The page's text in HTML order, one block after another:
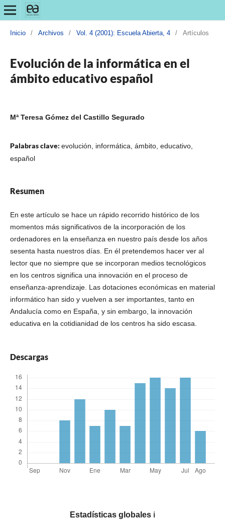
Inicio / Archivos / Vol. 4 (2001): Escuela Abierta, 4 / Artículos
Evolución de la informática en el
ámbito educativo español
Mª Teresa Gómez del Castillo Segurado
Palabras clave: evolución, informática, ámbito, educativo,
español
Resumen
En este artículo se hace un rápido recorrido histórico de los
momentos más significativos de la incorporación de los
ordenadores en la enseñanza en nuestro país desde los años
sesenta hasta nuestros días. En él pretendemos hacer ver al
lector que no siempre que se incorporan medios tecnológicos
en los centros significa una innovación en el proceso de
enseñanza-aprendizaje. Las dotaciones económicas en material
informático han sido y vuelven a ser importantes, tanto en
Andalucía como en España, y sin embargo, la innovación
educativa en la cotidianidad de los centros ha sido escasa.
Descargas
Estadísticas globales ℹ️